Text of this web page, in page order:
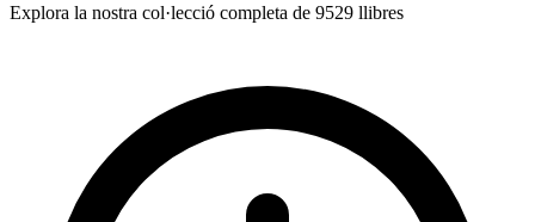
Explora la nostra col·lecció completa de 9529 llibres